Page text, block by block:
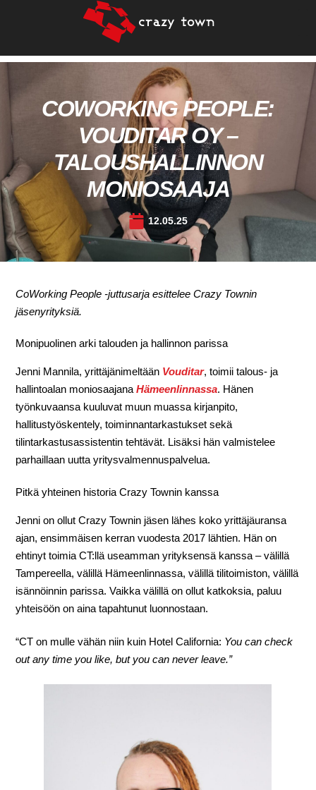
COWORKING PEOPLE:
VOUDITAR OY –
TALOUSHALLINNON
MONIOSAAJA
12.05.25
CoWorking People -juttusarja esittelee Crazy Townin
jäsenyrityksiä.
Monipuolinen arki talouden ja hallinnon parissa
Jenni Mannila, yrittäjänimeltään Vouditar, toimii talous- ja
hallintoalan moniosaajanaHämeenlinnassa. Hänen
työnkuvaansa kuuluvat muun muassa kirjanpito,
hallitustyöskentely, toiminnantarkastukset sekä
tilintarkastusassistentin tehtävät. Lisäksi hän valmistelee
parhaillaan uutta yritysvalmennuspalvelua.
Pitkä yhteinen historia Crazy Townin kanssa
Jenni on ollut Crazy Townin jäsen lähes koko yrittäjäuransa
ajan, ensimmäisen kerran vuodesta 2017 lähtien. Hän on
ehtinyt toimia CT:llä useamman yrityksensä kanssa – välillä
Tampereella, välillä Hämeenlinnassa, välillä tilitoimiston, välillä
isännöinnin parissa. Vaikka välillä on ollut katkoksia, paluu
yhteisöön on aina tapahtunut luonnostaan.
“CT on mulle vähän niin kuin Hotel California: You can check
out any time you like, but you can never leave.”